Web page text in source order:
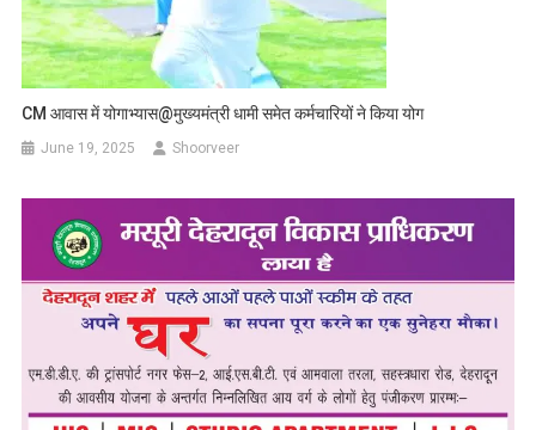
CM आवास में योगाभ्यास@मुख्यमंत्री धामी समेत कर्मचारियों ने किया योग
June 19, 2025 Shoorveer